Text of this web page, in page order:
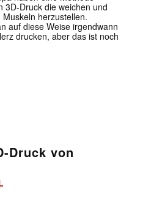
3D-Druck die weichen und
herzustellen.
auf diese Weise irgendwann
drucken, aber das ist noch
Druck von